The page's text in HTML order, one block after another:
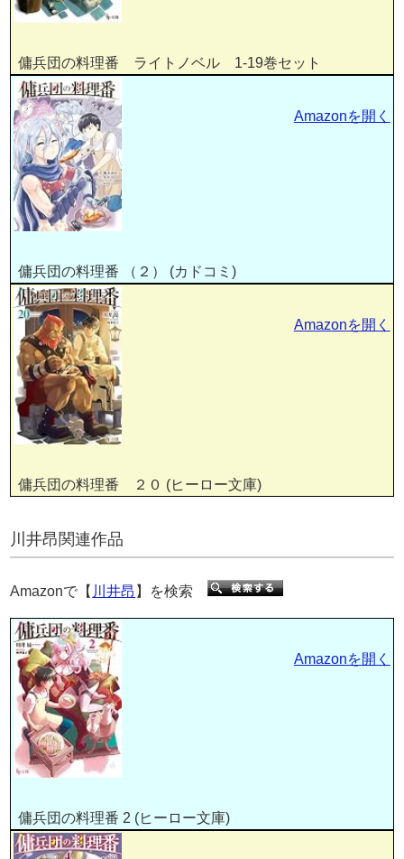
傭兵団の料理番 ライトノベル 1-19巻セット
傭兵団の料理番 （２） (カドコミ)
Amazonを開く
傭兵団の料理番 ２０ (ヒーロー文庫)
Amazonを開く
川井昂関連作品
Amazonで【 川井昂 】を検索
傭兵団の料理番 2 (ヒーロー文庫)
Amazonを開く